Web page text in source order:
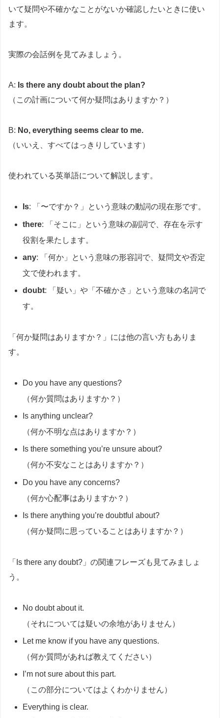
いて疑問や不確かなことがないか確認したいときに使い
ます。
実際の会話例を見てみましょう。
A: Is there any doubt about the plan?
（この計画について何か疑問はありますか？）
B: No, everything seems clear to me.
（いいえ、すべてはっきりしています）
使われている英単語について解説します。
Is: 「〜ですか？」という意味の動詞の現在形です。
there: 「そこに」という意味の副詞で、存在を示す
役割を果たします。
any: 「何か」という意味の形容詞で、疑問文や否定
文で使われます。
doubt: 「疑い」や「不確かさ」という意味の名詞で
す。
「何か疑問はありますか？」には他の言い方もありま
す。
Do you have any questions?
（何か質問はありますか？）
Is anything unclear?
（何か不明な点はありますか？）
Is there something you’re unsure about?
（何か不安なことはありますか？）
Do you have any concerns?
（何か心配事はありますか？）
Is there anything you’re doubtful about?
（何か疑問に思っていることはありますか？）
「Is there any doubt?」の関連フレーズも見てみましょ
う。
No doubt about it.
（それについては疑いの余地がありません）
Let me know if you have any questions.
（何か質問があれば教えてください）
I’m not sure about this part.
（この部分についてはよくわかりません）
Everything is clear.